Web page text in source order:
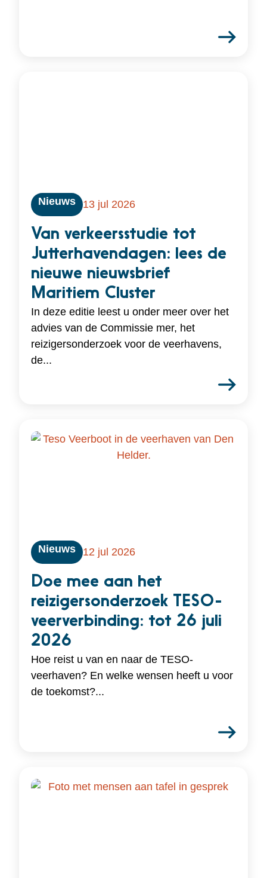
Nieuws 13 jul 2026
Van verkeersstudie tot
Jutterhavendagen: lees de
nieuwe nieuwsbrief
Maritiem Cluster
In deze editie leest u onder meer over het
advies van de Commissie mer, het
reizigersonderzoek voor de veerhavens,
de...
Nieuws 12 jul 2026
Doe mee aan het
reizigersonderzoek TESO-
veerverbinding: tot 26 juli
2026
Hoe reist u van en naar de TESO-
veerhaven? En welke wensen heeft u voor
de toekomst?...